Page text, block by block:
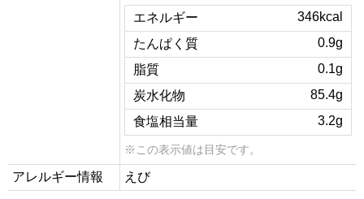
エネルギー
346kcal
たんぱく質
0.9g
脂質
0.1g
炭水化物
85.4g
食塩相当量
3.2g
※この表示値は目安です。
アレルギー情報 えび